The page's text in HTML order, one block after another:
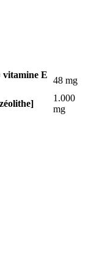
vitamine E
48 mg
1.000
mg